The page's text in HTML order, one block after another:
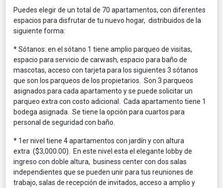
Puedes elegir de un total de 70 apartamentos, con diferentes
espacios para disfrutar de tu nuevo hogar, distribuidos de la
siguiente forma:
* Sótanos: en el sótano 1 tiene amplio parqueo de visitas,
espacio para servicio de carwash, espacio para baño de
mascotas, acceso con tarjeta para los siguientes 3 sótanos
que son los parqueos de los propietarios. Son 3 parqueos
asignados para cada apartamento y se puede solicitar un
parqueo extra con costo adicional. Cada apartamento tiene 1
bodega asignada. Se tiene la opción para cuartos para
personal de seguridad con baño.
* 1er nivel tiene 4 apartamentos con jardín y con altura
extra ($3,000.00). En este nivel esta el elegante lobby de
ingreso con doble altura, business center con dos salas
independientes que se pueden unir para tus reuniones de
trabajo, salas de recepción de invitados, acceso a amplio y